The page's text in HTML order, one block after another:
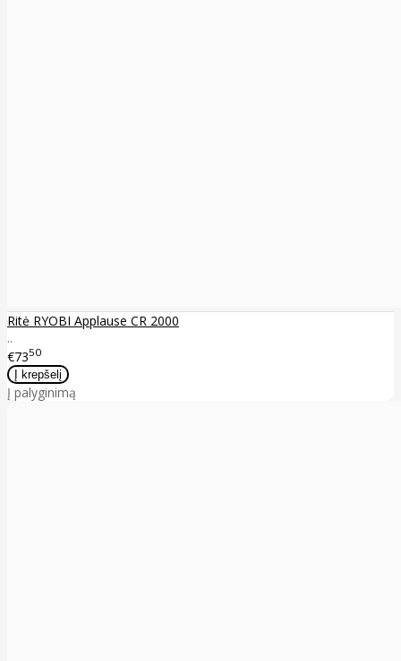
Ritė RYOBI Applause CR 2000
..
€7350
Į palyginimą